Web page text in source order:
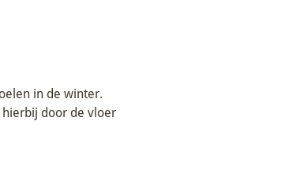
in de winter.
door de vloer